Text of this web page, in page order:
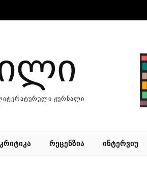
ჟურნალი
ᲙᲠᲘᲢᲘᲙᲐ ᲠᲔᲪᲔᲜᲖᲘᲐ ᲘᲜᲢᲔᲠᲕᲘᲣ